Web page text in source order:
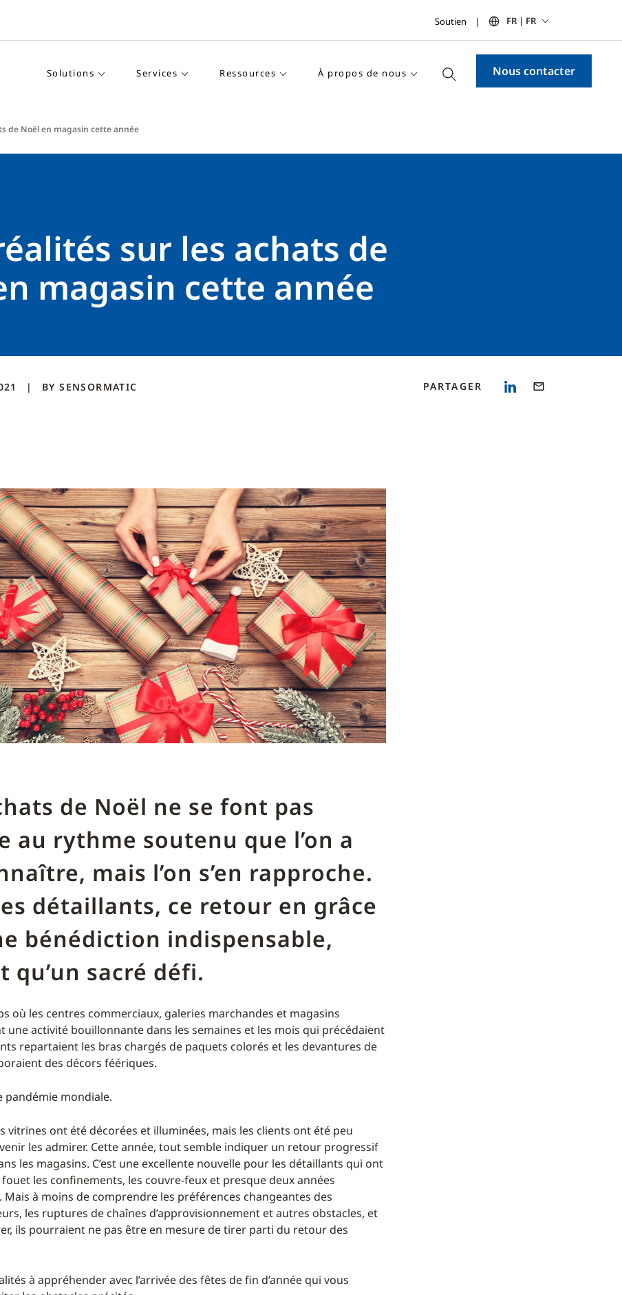
Soutien FR | FR
Solutions Services Ressources À propos de nous Nous contacter
de Noël en magasin cette année
sur les achats de
magasin cette année
BY SENSORMATIC
PARTAGER
de Noël ne se font pas
au rythme soutenu que l’on a
mais l’on s’en rapproche.
détaillants, ce retour en grâce
bénédiction indispensable,
qu’un sacré défi.
où les centres commerciaux, galeries marchandes et magasins
une activité bouillonnante dans les semaines et les mois qui précédaient
repartaient les bras chargés de paquets colorés et les devantures de
des décors féériques.
pandémie mondiale.
vitrines ont été décorées et illuminées, mais les clients ont été peu
les admirer. Cette année, tout semble indiquer un retour progressif
les magasins. C’est une excellente nouvelle pour les détaillants qui ont
les confinements, les couvre-feux et presque deux années
Mais à moins de comprendre les préférences changeantes des
les ruptures de chaînes d’approvisionnement et autres obstacles, et
ils pourraient ne pas être en mesure de tirer parti du retour des
à appréhender avec l’arrivée des fêtes de fin d’année qui vous